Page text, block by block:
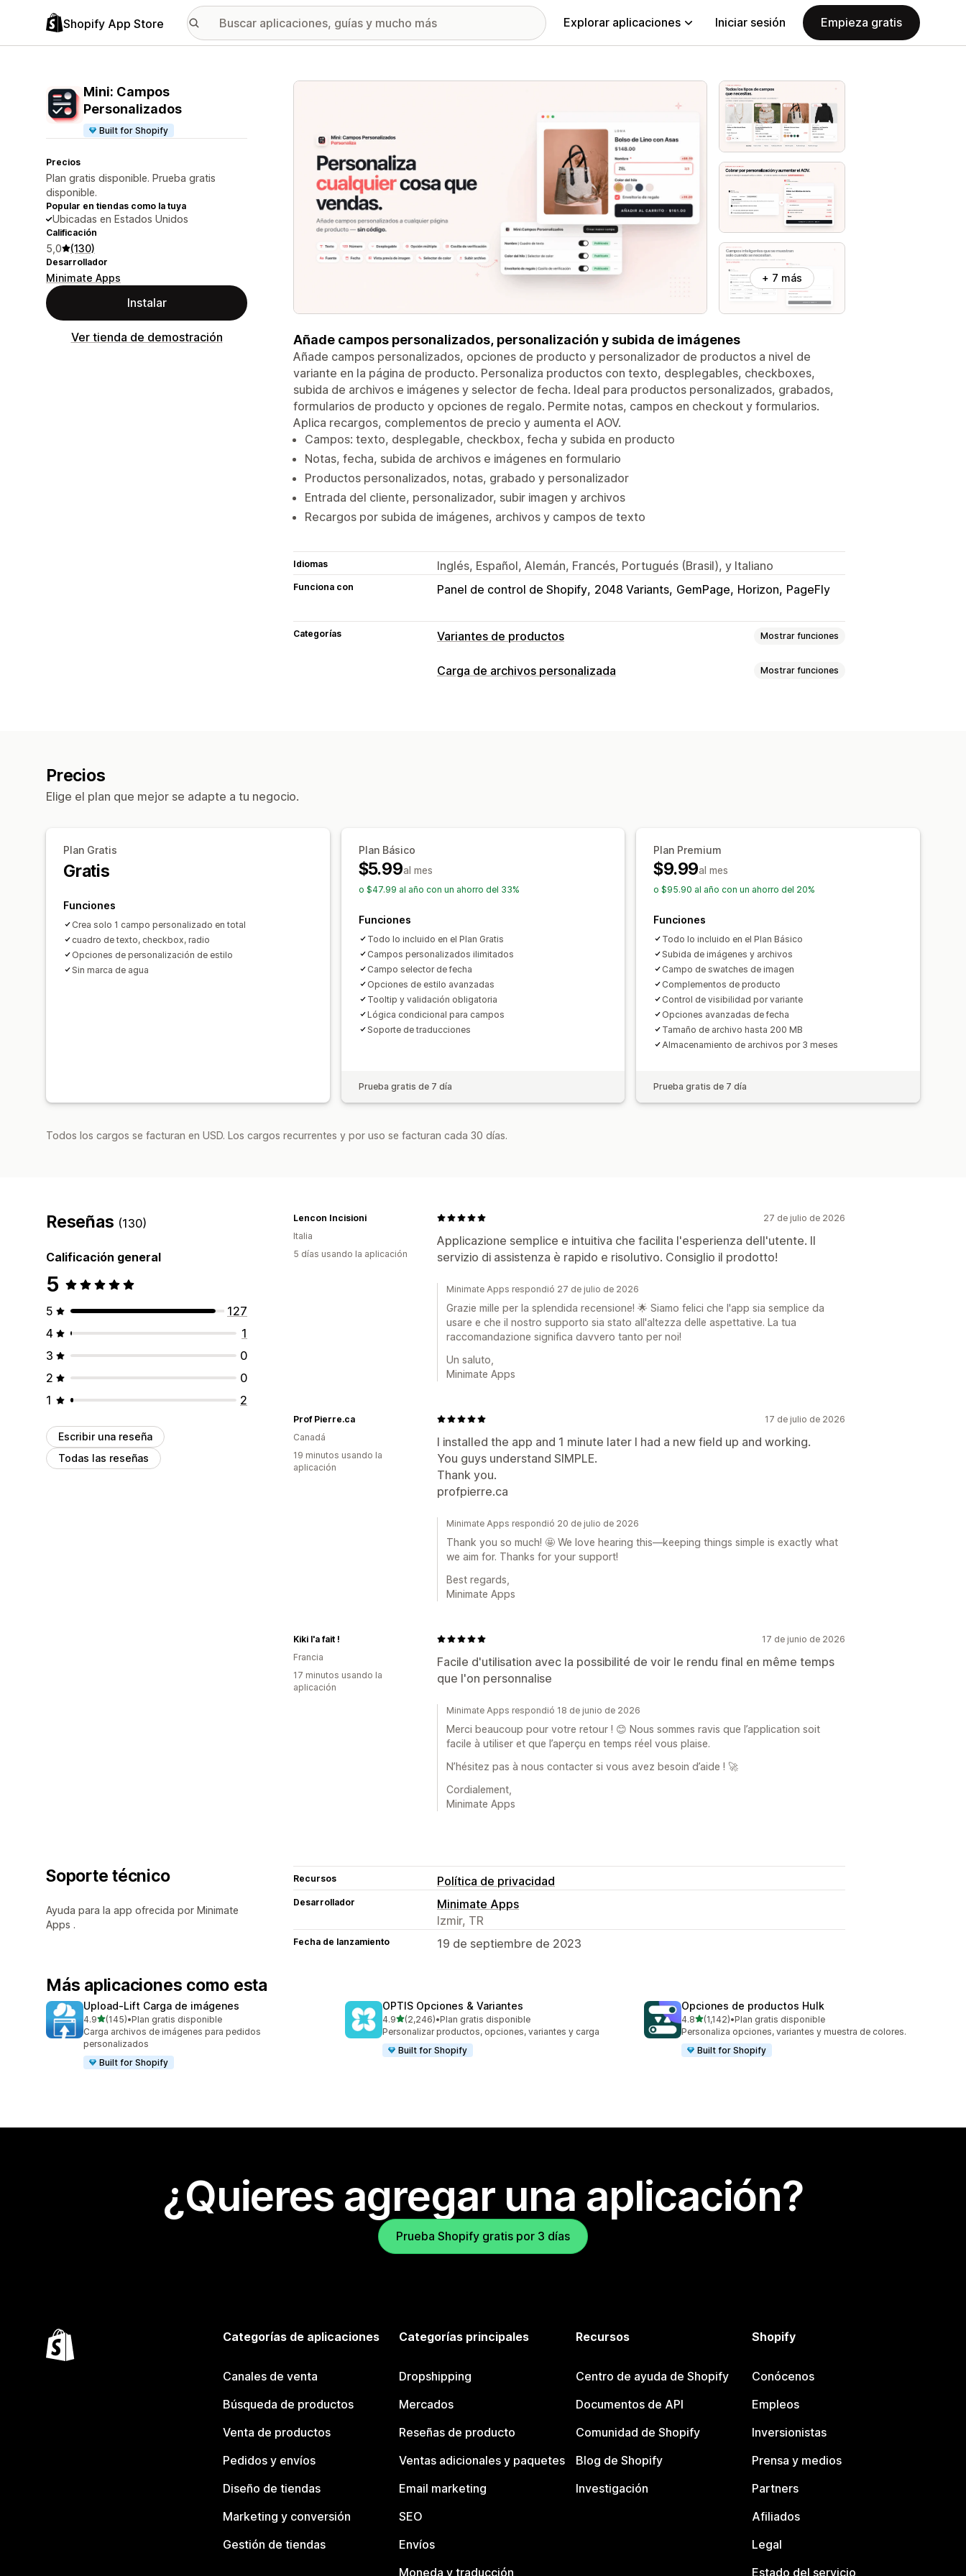
Shopify App Store Explorar aplicaciones Iniciar sesión Empieza gratis
Mini: Campos
Personalizados
Built for Shopify
Precios
Plan gratis disponible. Prueba gratis
disponible.
Popular en tiendas como la tuya
Ubicadas en Estados Unidos
Calificación
5,0 (130)
Desarrollador
Minimate Apps
Instalar
Ver tienda de demostración
Galería de imágenes destacadas
+ 7 más
Añade campos personalizados, personalización y subida de imágenes
Añade campos personalizados, opciones de producto y personalizador de productos a nivel de
variante en la página de producto. Personaliza productos con texto, desplegables, checkboxes,
subida de archivos e imágenes y selector de fecha. Ideal para productos personalizados, grabados,
formularios de producto y opciones de regalo. Permite notas, campos en checkout y formularios.
Aplica recargos, complementos de precio y aumenta el AOV.
Campos: texto, desplegable, checkbox, fecha y subida en producto
Notas, fecha, subida de archivos e imágenes en formulario
Productos personalizados, notas, grabado y personalizador
Entrada del cliente, personalizador, subir imagen y archivos
Recargos por subida de imágenes, archivos y campos de texto
Idiomas Inglés, Español, Alemán, Francés, Portugués (Brasil), y Italiano
Funciona con Panel de control de Shopify 2048 Variants GemPage Horizon PageFly
Categorías Variantes de productos Mostrar funciones
Personalización
Carga de archivos personalizada Mostrar funciones
Precios
Elige el plan que mejor se adapte a tu negocio.
Plan Gratis
Gratis
Funciones
Crea solo 1 campo personalizado en total
cuadro de texto, checkbox, radio
Opciones de personalización de estilo
Sin marca de agua
Plan Básico
$5.99al mes
o $47.99 al año con un ahorro del 33%
Funciones
Todo lo incluido en el Plan Gratis
Campos personalizados ilimitados
Campo selector de fecha
Opciones de estilo avanzadas
Tooltip y validación obligatoria
Lógica condicional para campos
Soporte de traducciones
Prueba gratis de 7 día
Plan Premium
$9.99al mes
o $95.90 al año con un ahorro del 20%
Funciones
Todo lo incluido en el Plan Básico
Subida de imágenes y archivos
Campo de swatches de imagen
Complementos de producto
Control de visibilidad por variante
Opciones avanzadas de fecha
Tamaño de archivo hasta 200 MB
Almacenamiento de archivos por 3 meses
Prueba gratis de 7 día
Todos los cargos se facturan en USD. Los cargos recurrentes y por uso se facturan cada 30 días.
Reseñas (130)
Calificación general
5
5
127
4
1
3
0
2
0
1
2
Escribir una reseña
Todas las reseñas
27 de julio de 2026
Applicazione semplice e intuitiva che facilita l'esperienza dell'utente. Il
servizio di assistenza è rapido e risolutivo. Consiglio il prodotto!
Lencon Incisioni
Italia
5 días usando la aplicación
Minimate Apps respondió 27 de julio de 2026
Grazie mille per la splendida recensione! 🌟 Siamo felici che l'app sia semplice da
usare e che il nostro supporto sia stato all'altezza delle aspettative. La tua
raccomandazione significa davvero tanto per noi!
Un saluto,
Minimate Apps
17 de julio de 2026
I installed the app and 1 minute later I had a new field up and working.
You guys understand SIMPLE.
Thank you.
profpierre.ca
Prof Pierre.ca
Canadá
19 minutos usando la
aplicación
Minimate Apps respondió 20 de julio de 2026
Thank you so much! 🤩 We love hearing this—keeping things simple is exactly what
we aim for. Thanks for your support!
Best regards,
Minimate Apps
17 de junio de 2026
Facile d'utilisation avec la possibilité de voir le rendu final en même temps
que l'on personnalise
Kiki l'a fait !
Francia
17 minutos usando la
aplicación
Minimate Apps respondió 18 de junio de 2026
Merci beaucoup pour votre retour ! 😊 Nous sommes ravis que l’application soit
facile à utiliser et que l’aperçu en temps réel vous plaise.
N’hésitez pas à nous contacter si vous avez besoin d’aide ! 🚀
Cordialement,
Minimate Apps
Soporte técnico
Ayuda para la app ofrecida por Minimate
Apps .
Recursos Política de privacidad
Desarrollador
Minimate Apps
Izmir, TR
Fecha de lanzamiento 19 de septiembre de 2023
Más aplicaciones como esta
Upload‑Lift Carga de imágenes
4.9de 5 estrellas
(145)
145 reseñas en total
•Plan gratis disponible
Carga archivos de imágenes para pedidos
personalizados
Built for Shopify
OPTIS Opciones & Variantes
4.9de 5 estrellas
(2,246)
2246 reseñas en total
•Plan gratis disponible
Personalizar productos, opciones, variantes y carga
Built for Shopify
Opciones de productos Hulk
4.8de 5 estrellas
(1,142)
1142 reseñas en total
•Plan gratis disponible
Personaliza opciones, variantes y muestra de colores.
Built for Shopify
¿Quieres agregar una aplicación?
Prueba Shopify gratis por 3 días
Categorías de aplicaciones
Canales de venta
Búsqueda de productos
Venta de productos
Pedidos y envíos
Diseño de tiendas
Marketing y conversión
Gestión de tiendas
Categorías principales
Dropshipping
Mercados
Reseñas de producto
Ventas adicionales y paquetes
Email marketing
SEO
Envíos
Moneda y traducción
Recursos
Centro de ayuda de Shopify
Documentos de API
Comunidad de Shopify
Blog de Shopify
Investigación
Shopify
Conócenos
Empleos
Inversionistas
Prensa y medios
Partners
Afiliados
Legal
Estado del servicio